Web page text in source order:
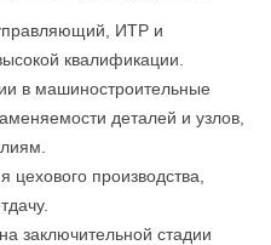
ИТР и
квалификации.
в машиностроительные
деталей и узлов,
производства,
заключительной стадии